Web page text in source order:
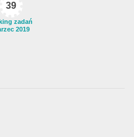
39
zadań
2019